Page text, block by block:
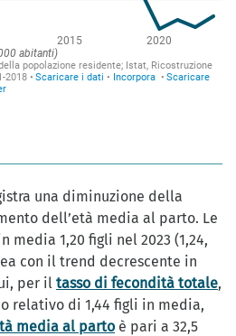
una diminuzione della
dell’età media al parto. Le
media 1,20 figli nel 2023 (1,24,
con il trend decrescente in
per il tasso di fecondità totale,
relativo di 1,44 figli in media,
media al parto è pari a 32,5